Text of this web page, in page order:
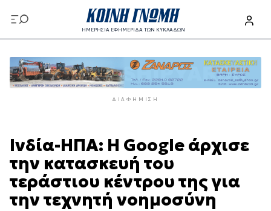
προς
το
περιεχόμενο
ΗΜΕΡΗΣΙΑ ΕΦΗΜΕΡΙΔΑ ΤΩΝ ΚΥΚΛΑΔΩΝ
προς
το
κυρίως
ΔΙΑΦΉΜΙΣΗ
Ινδία-ΗΠΑ: Η Google άρχισε
την κατασκευή του
τεράστιου κέντρου της για
την τεχνητή νοημοσύνη